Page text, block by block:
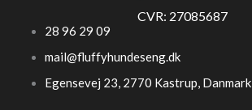
CVR: 27085687
28 96 29 09
mail@fluffyhundeseng.dk
Egensevej 23, 2770 Kastrup, Danmark